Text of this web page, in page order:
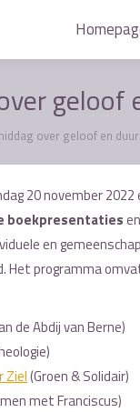
geloof
over geloof en
20 november
boekpresentaties
en
Het programma
de Abdij van Berne)
Ziel(Groen & Solidair)
met Franciscus)